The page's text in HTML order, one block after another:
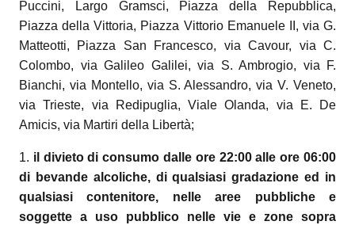
Puccini, Largo Gramsci, Piazza della Repubblica,
Piazza della Vittoria, Piazza Vittorio Emanuele II, via G.
Matteotti, Piazza San Francesco, via Cavour, via C.
Colombo, via Galileo Galilei, via S. Ambrogio, via F.
Bianchi, via Montello, via S. Alessandro, via V. Veneto,
via Trieste, via Redipuglia, Viale Olanda, via E. De
Amicis, via Martiri della Libertà;
1. il divieto di consumo dalle ore 22:00 alle ore 06:00
di bevande alcoliche, di qualsiasi gradazione ed in
qualsiasi contenitore, nelle aree pubbliche e
soggette a uso pubblico nelle vie e zone sopra